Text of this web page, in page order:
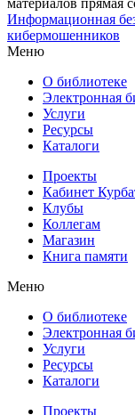
Информационная
кибермошенников
Меню
О библиотеке
Электронная
Услуги
Ресурсы
Каталоги
Проекты
Кабинет
Клубы
Коллегам
Магазин
Книга памяти
Меню
О библиотеке
Электронная
Услуги
Ресурсы
Каталоги
Проекты